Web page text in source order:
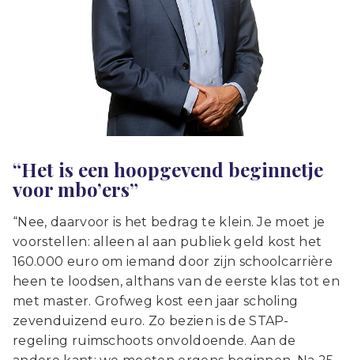
“Het is een hoopgevend beginnetje
voor mbo’ers”
“Nee, daarvoor is het bedrag te klein. Je moet je
voorstellen: alleen al aan publiek geld kost het
160.000 euro om iemand door zijn schoolcarrière
heen te loodsen, althans van de eerste klas tot en
met master. Grofweg kost een jaar scholing
zevenduizend euro. Zo bezien is de STAP-
regeling ruimschoots onvoldoende. Aan de